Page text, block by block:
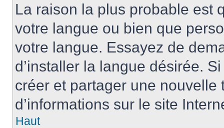
La raison la plus probable est
votre langue ou bien que
votre langue. Essayez de
d’installer la langue désirée.
créer et partager une
d’informations sur le site
Haut